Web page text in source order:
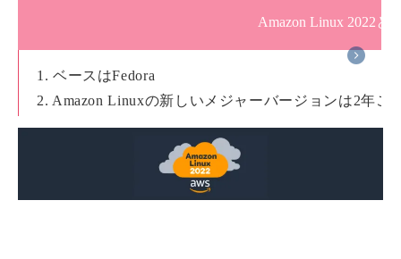
Amazon Linux 2022と
1. ベースはFedora
2. Amazon Linuxの新しいメジャーバージョンは2年ご
3. 標準サポート3年＋メンテナンスサポート2年＝5年